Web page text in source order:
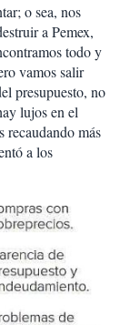
o sea, nos
a Pemex,
todo y
vamos salir
presupuesto, no
lujos en el
recaudando más
a los